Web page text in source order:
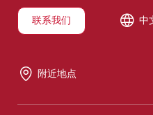
联系我们 中
附近地点